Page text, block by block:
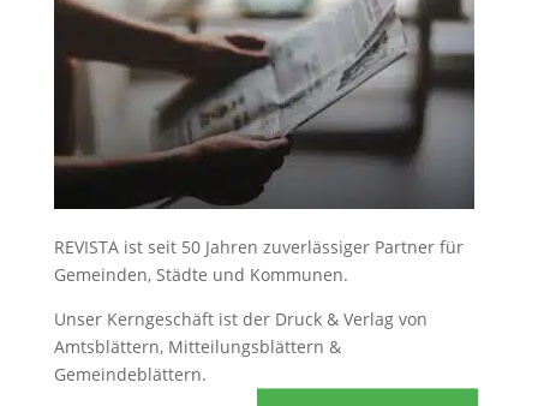
REVISTA ist seit 50 Jahren zuverlässiger Partner für
Gemeinden, Städte und Kommunen.
Unser Kerngeschäft ist der Druck & Verlag von
Amtsblättern, Mitteilungsblättern &
Gemeindeblättern.